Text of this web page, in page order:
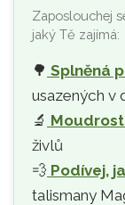
Zaposlouchej
jaký Tě zajímá:
🌳 Splněná
usazených v
🔬
živlů
💨 Podívej,
talismany